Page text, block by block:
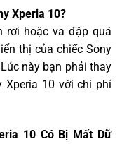
Xperia 10?
rơi hoặc va đập quá
thị của chiếc Sony
này bạn phải thay
Xperia 10 với chi phí
10 Có Bị Mất Dữ